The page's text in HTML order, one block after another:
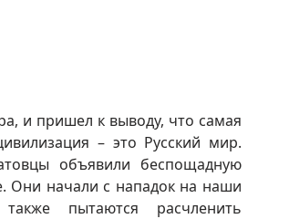
и пришел к выводу, что самая
– это Русский мир.
объявили беспощадную
Они начали с нападок на наши
пытаются расчленить